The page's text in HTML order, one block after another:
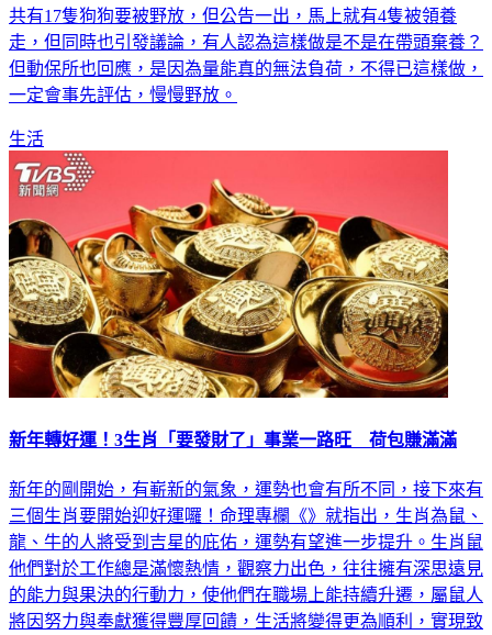
共有17隻狗狗要被野放，但公告一出，馬上就有4隻被領養
走，但同時也引發議論，有人認為這樣做是不是在帶頭棄養？
但動保所也回應，是因為量能真的無法負荷，不得已這樣做，
一定會事先評估，慢慢野放。
生活
新年轉好運！3生肖「要發財了」事業一路旺 荷包賺滿滿
新年的剛開始，有嶄新的氣象，運勢也會有所不同，接下來有
三個生肖要開始迎好運囉！命理專欄《》就指出，生肖為鼠、
龍、牛的人將受到吉星的庇佑，運勢有望進一步提升。生肖鼠
他們對於工作總是滿懷熱情，觀察力出色，往往擁有深思遠見
的能力與果決的行動力，使他們在職場上能持續升遷，屬鼠人
將因努力與奉獻獲得豐厚回饋，生活將變得更為順利，實現致